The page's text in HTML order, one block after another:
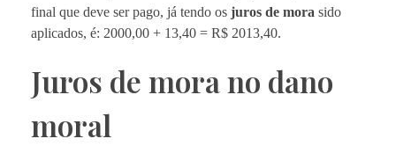
final que deve ser pago, já tendo os juros de mora sido
aplicados, é: 2000,00 + 13,40 = R$ 2013,40.
Juros de mora no dano
moral